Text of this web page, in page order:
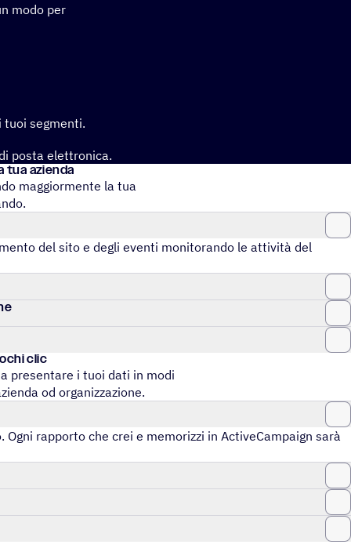
modo per
segmenti.
posta elettronica.
tua azienda
maggiormente la tua
del sito e degli eventi moni­to­rando le atti­vità del
clic
presentare i tuoi dati in modi
od organizzazione.
rapporto che crei e memo­rizzi in ActiveCampaign sarà